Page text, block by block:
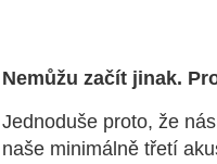
Nemůžu začít jinak.
Jednoduše proto, že
naše minimálně třetí